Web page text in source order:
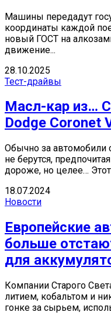
Машины передадут
координаты каждой
новый ГОСТ на
движение...
28.10.2025
Тест-драйвы
Масл-кар из…
Dodge Coronet
Обычно за автомобили
не берутся,
дороже, но целее…
18.07.2024
Новости
Европейские
больше
для
Компании Старого
литием, кобальтом и
гонке за сырьем,